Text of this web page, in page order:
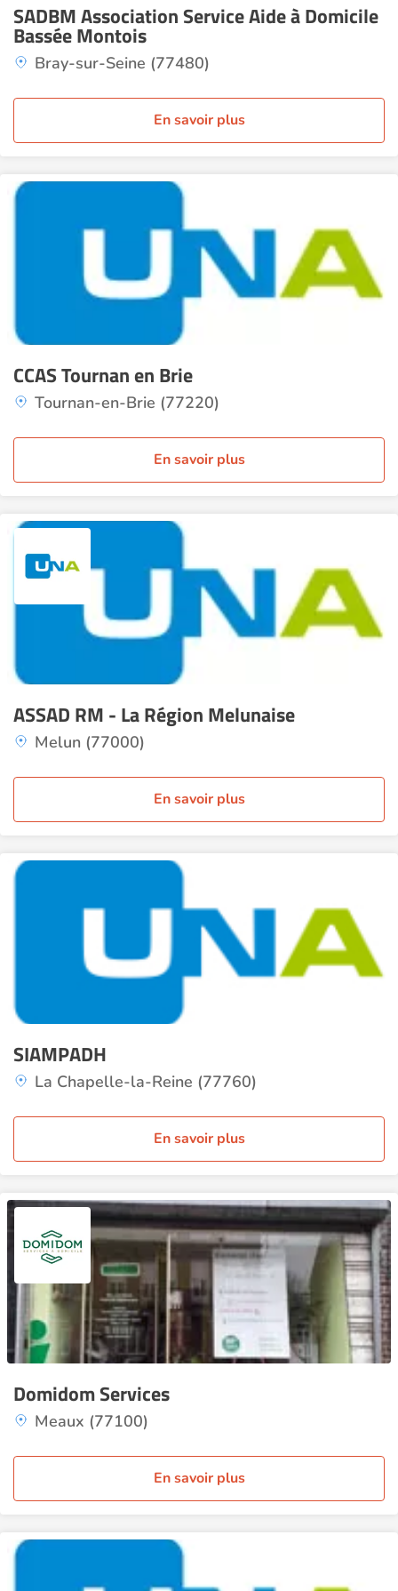
SADBM Association Service Aide à Domicile
Bassée Montois
Bray-sur-Seine (77480)
En savoir plus
CCAS Tournan en Brie
Tournan-en-Brie (77220)
En savoir plus
ASSAD RM - La Région Melunaise
Melun (77000)
En savoir plus
SIAMPADH
La Chapelle-la-Reine (77760)
En savoir plus
Domidom Services
Meaux (77100)
En savoir plus